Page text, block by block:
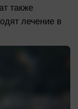
также
лечение в